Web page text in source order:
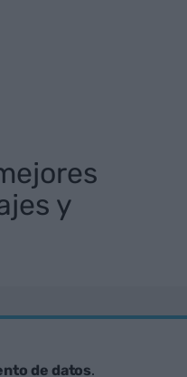
y
de datos.